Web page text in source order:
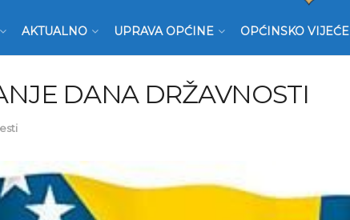
AKTUALNO UPRAVA OPĆINE OPĆINSKO VIJEĆE
DANA DRŽAVNOSTI